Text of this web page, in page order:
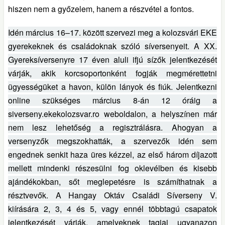
hiszen nem a győzelem, hanem a részvétel a fontos.
Idén március 16–17. között szervezi meg a kolozsvári EKE
gyerekeknek és családoknak szóló síversenyeit. A XX.
Gyereksíversenyre 17 éven aluli ifjú sízők jelentkezését
várják, akik korcsoportonként fogják megmérettetni
ügyességüket a havon, külön lányok és fiúk. Jelentkezni
online szükséges március 8-án 12 óráig a
siverseny.ekekolozsvar.ro weboldalon, a helyszínen már
nem lesz lehetőség a regisztrálásra. Ahogyan a
versenyzők megszokhatták, a szervezők idén sem
engednek senkit haza üres kézzel, az első három díjazott
mellett mindenki részesülni fog oklevélben és kisebb
ajándékokban, sőt meglepetésre is számíthatnak a
résztvevők. A Hangay Oktáv Családi Síverseny V.
kiírására 2, 3, 4 és 5, vagy ennél többtagú csapatok
jelentkezését várják, amelyeknek tagjai ugyanazon